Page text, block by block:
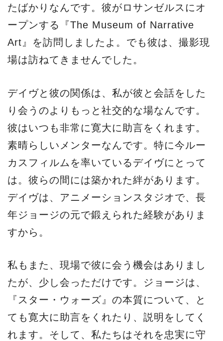
たばかりなんです。彼がロサンゼルスにオ
ープンする『The Museum of Narrative
Art』を訪問しましたよ。でも彼は、撮影現
場は訪ねてきませんでした。
デイヴと彼の関係は、私が彼と会話をした
り会うのよりもっと社交的な場なんです。
彼はいつも非常に寛大に助言をくれます。
素晴らしいメンターなんです。特に今ルー
カスフィルムを率いているデイヴにとって
は。彼らの間には築かれた絆があります。
デイヴは、アニメーションスタジオで、長
年ジョージの元で鍛えられた経験がありま
すから。
私もまた、現場で彼に会う機会はありまし
たが、少し会っただけです。ジョージは、
『スター・ウォーズ』の本質について、と
ても寛大に助言をくれたり、説明をしてく
れます。そして、私たちはそれを忠実に守